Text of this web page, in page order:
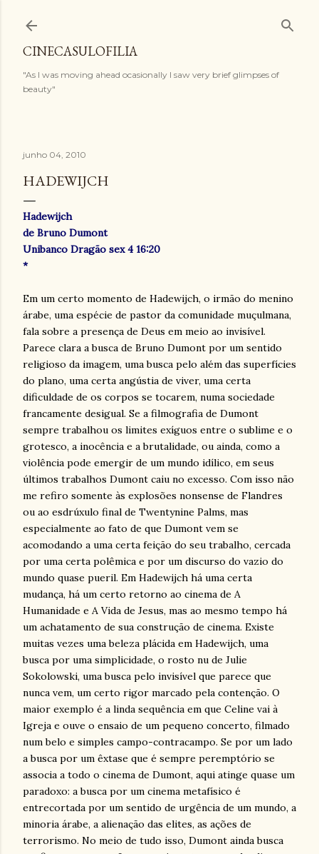
CINECASULOFILIA
"As I was moving ahead ocasionally I saw very brief glimpses of
beauty"
junho 04, 2010
HADEWIJCH
Hadewijch
de Bruno Dumont
Unibanco Dragão sex 4 16:20
*
Em um certo momento de Hadewijch, o irmão do menino
árabe, uma espécie de pastor da comunidade muçulmana,
fala sobre a presença de Deus em meio ao invisível.
Parece clara a busca de Bruno Dumont por um sentido
religioso da imagem, uma busca pelo além das superfícies
do plano, uma certa angústia de viver, uma certa
dificuldade de os corpos se tocarem, numa sociedade
francamente desigual. Se a filmografia de Dumont
sempre trabalhou os limites exíguos entre o sublime e o
grotesco, a inocência e a brutalidade, ou ainda, como a
violência pode emergir de um mundo idílico, em seus
últimos trabalhos Dumont caiu no excesso. Com isso não
me refiro somente às explosões nonsense de Flandres
ou ao esdrúxulo final de Twentynine Palms, mas
especialmente ao fato de que Dumont vem se
acomodando a uma certa feição do seu trabalho, cercada
por uma certa polêmica e por um discurso do vazio do
mundo quase pueril. Em Hadewijch há uma certa
mudança, há um certo retorno ao cinema de A
Humanidade e A Vida de Jesus, mas ao mesmo tempo há
um achatamento de sua construção de cinema. Existe
muitas vezes uma beleza plácida em Hadewijch, uma
busca por uma simplicidade, o rosto nu de Julie
Sokolowski, uma busca pelo invisível que parece que
nunca vem, um certo rigor marcado pela contenção. O
maior exemplo é a linda sequência em que Celine vai à
Igreja e ouve o ensaio de um pequeno concerto, filmado
num belo e simples campo-contracampo. Se por um lado
a busca por um êxtase que é sempre peremptório se
associa a todo o cinema de Dumont, aqui atinge quase um
paradoxo: a busca por um cinema metafísico é
entrecortada por um sentido de urgência de um mundo, a
minoria árabe, a alienação das elites, as ações de
terrorismo. No meio de tudo isso, Dumont ainda busca